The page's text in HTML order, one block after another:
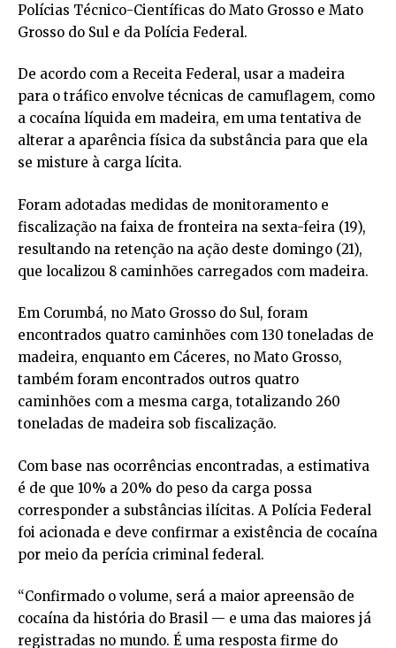
Polícias Técnico-Científicas do Mato Grosso e Mato
Grosso do Sul e da Polícia Federal.
De acordo com a Receita Federal, usar a madeira
para o tráfico envolve técnicas de camuflagem, como
a cocaína líquida em madeira, em uma tentativa de
alterar a aparência física da substância para que ela
se misture à carga lícita.
Foram adotadas medidas de monitoramento e
fiscalização na faixa de fronteira na sexta-feira (19),
resultando na retenção na ação deste domingo (21),
que localizou 8 caminhões carregados com madeira.
Em Corumbá, no Mato Grosso do Sul, foram
encontrados quatro caminhões com 130 toneladas de
madeira, enquanto em Cáceres, no Mato Grosso,
também foram encontrados outros quatro
caminhões com a mesma carga, totalizando 260
toneladas de madeira sob fiscalização.
Com base nas ocorrências encontradas, a estimativa
é de que 10% a 20% do peso da carga possa
corresponder a substâncias ilícitas. A Polícia Federal
foi acionada e deve confirmar a existência de cocaína
por meio da perícia criminal federal.
“Confirmado o volume, será a maior apreensão de
cocaína da história do Brasil — e uma das maiores já
registradas no mundo. É uma resposta firme do